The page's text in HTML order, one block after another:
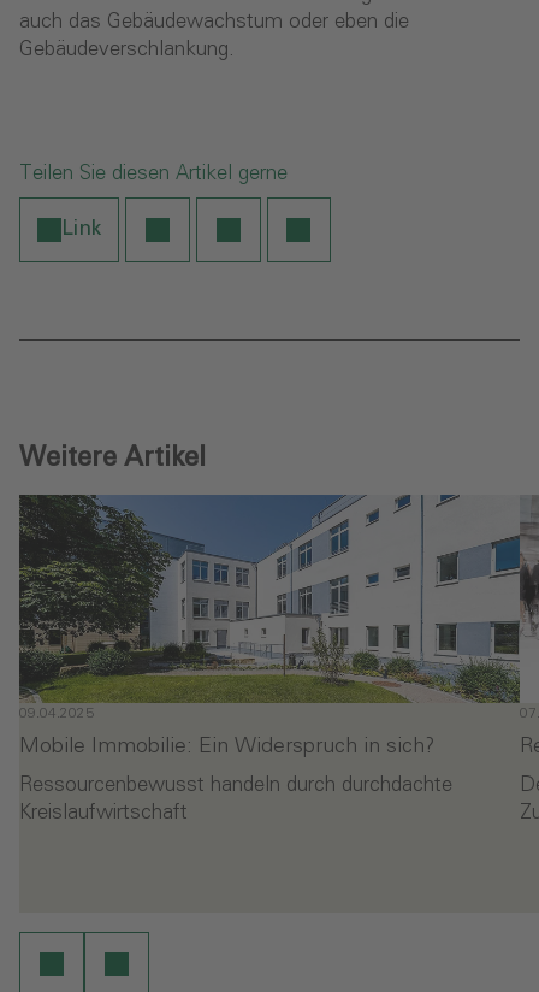
auch das Gebäudewachstum oder eben die
Gebäudeverschlankung.
Teilen Sie diesen Artikel gerne
Link
Weitere Artikel
09.04.2025
Mobile Immobilie: Ein Widerspruch in sich?
Ressourcenbewusst handeln durch durchdachte
Kreislaufwirtschaft